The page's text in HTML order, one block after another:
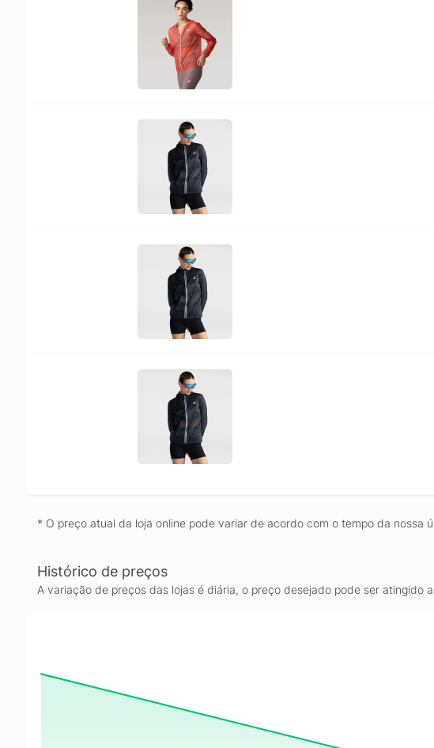
* O preço atual da loja online pode variar de acordo com o tempo da nossa
Histórico de preços
A variação de preços das lojas é diária, o preço desejado pode ser atingido